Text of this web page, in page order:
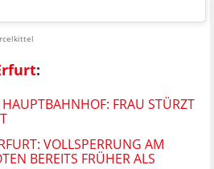
:
FRAU STÜRZT
VOLLSPERRUNG AM S
BEREITS FRÜHER ALS G